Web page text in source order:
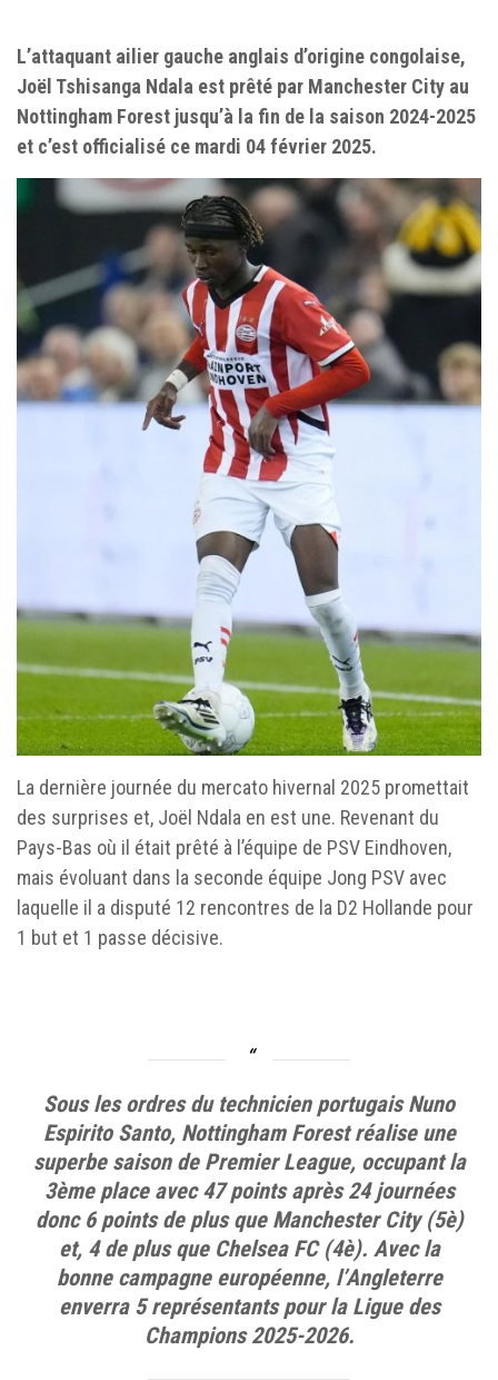
L’attaquant ailier gauche anglais d’origine congolaise,
Joël Tshisanga Ndala est prêté par Manchester City au
Nottingham Forest jusqu’à la fin de la saison 2024-2025
et c’est officialisé ce mardi 04 février 2025.
La dernière journée du mercato hivernal 2025 promettait
des surprises et, Joël Ndala en est une. Revenant du
Pays-Bas où il était prêté à l’équipe de PSV Eindhoven,
mais évoluant dans la seconde équipe Jong PSV avec
laquelle il a disputé 12 rencontres de la D2 Hollande pour
1 but et 1 passe décisive.
Sous les ordres du technicien portugais Nuno
Espirito Santo, Nottingham Forest réalise une
superbe saison de Premier League, occupant la
3ème place avec 47 points après 24 journées
donc 6 points de plus que Manchester City (5è)
et, 4 de plus que Chelsea FC (4è). Avec la
bonne campagne européenne, l’Angleterre
enverra 5 représentants pour la Ligue des
Champions 2025-2026.